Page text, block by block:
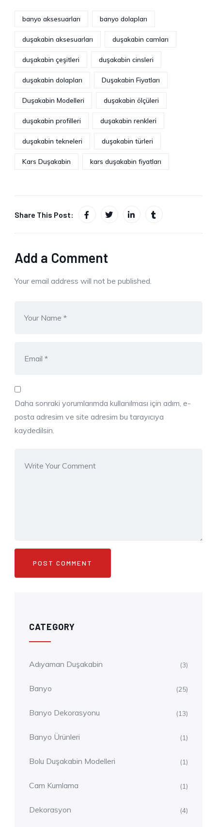
banyo aksesuarları banyo dolapları
duşakabin aksesuarları duşakabin camları
duşakabin çeşitleri duşakabin cinsleri
duşakabin dolapları Duşakabin Fiyatları
Duşakabin Modelleri duşakabin ölçüleri
duşakabin profilleri duşakabin renkleri
duşakabin tekneleri duşakabin türleri
Kars Duşakabin kars duşakabin fiyatları
Share This Post:
Add a Comment
Your email address will not be published.
Daha sonraki yorumlarımda kullanılması için adım, e-
posta adresim ve site adresim bu tarayıcıya
kaydedilsin.
CATEGORY
Adıyaman Duşakabin (3)
Banyo (25)
Banyo Dekorasyonu (13)
Banyo Ürünleri (1)
Bolu Duşakabin Modelleri (1)
Cam Kumlama (1)
Dekorasyon (4)